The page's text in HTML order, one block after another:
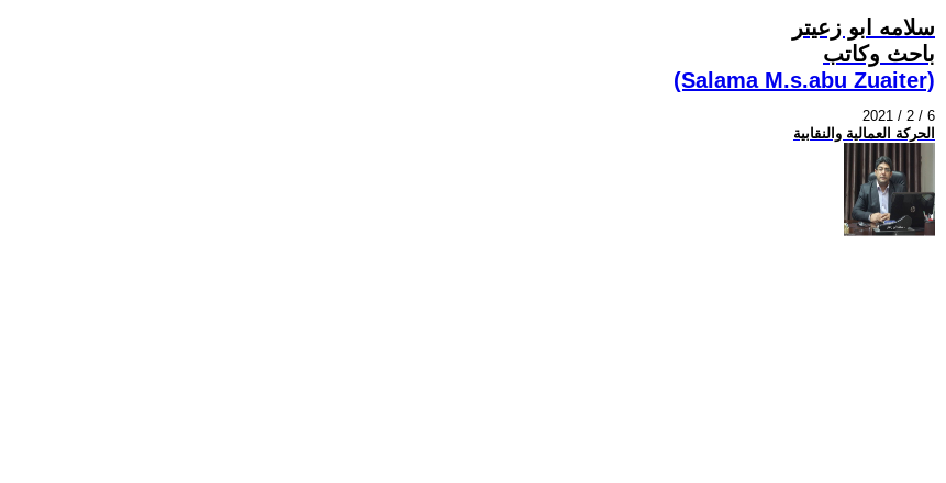
سلامه ابو زعيتر
باحث وكاتب
(Salama M.s.abu Zuaiter)
2021 / 2 / 6
الحركة العمالية والنقابية